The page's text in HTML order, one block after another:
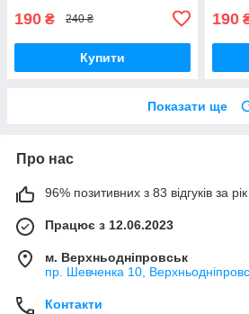
190 ₴ 240 ₴
Купити
190
Показати ще
Про нас
96% позитивних з 83 відгуків за рік
Працює з 12.06.2023
м. Верхньодніпровськ
пр. Шевченка 10,
Контакти